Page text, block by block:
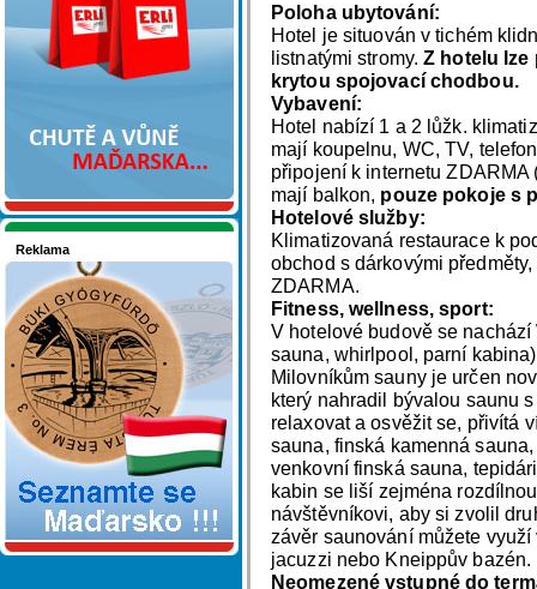
Reklama
Seznamete se - Maďarsko
Poloha ubytování:
Hotel je situován v tichém
listnatými stromy.Z hotelu lze
krytou spojovací chodbou.
Vybavení:
Hotel nabízí 1 a 2 lůžk.
mají koupelnu, WC, TV,
připojení k internetu
mají balkon, pouze pokoje s
Hotelové služby:
Klimatizovaná restaurace k
obchod s dárkovými
ZDARMA.
Fitness, wellness, sport:
V hotelové budově se
sauna, whirlpool, parní
Milovníkům sauny je určen
který nahradil bývalou saunu
relaxovat a osvěžit se, přivítá
sauna, finská kamenná
venkovní finská sauna,
kabin se liší zejména
návštěvníkovi, aby si zvolil
závěr saunování můžete
jacuzzi nebo Kneippův bazén.
Neomezené vstupné do